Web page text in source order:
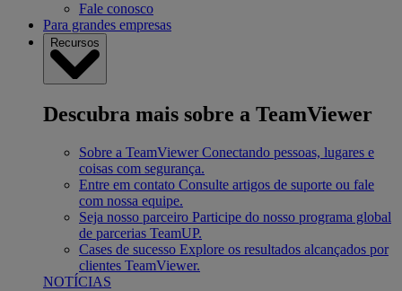
Fale conosco
Para grandes empresas
Recursos
Descubra mais sobre a TeamViewer
Sobre a TeamViewer Conectando pessoas, lugares e
coisas com segurança.
Entre em contato Consulte artigos de suporte ou fale
com nossa equipe.
Seja nosso parceiro Participe do nosso programa global
de parcerias TeamUP.
Cases de sucesso Explore os resultados alcançados por
clientes TeamViewer.
NOTÍCIAS